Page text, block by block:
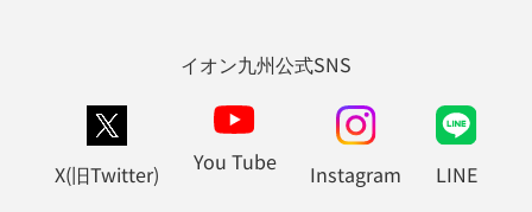
イオン九州公式SNS
X(旧Twitter) You Tube Instagram LINE